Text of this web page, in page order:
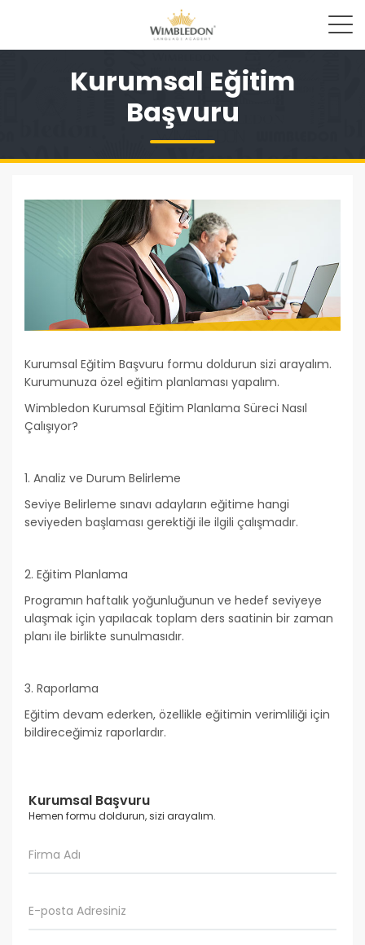
Kurumsal Eğitim
Başvuru
Kurumsal Başvuru
Hemen formu doldurun, sizi arayalım.
Kurumsal Eğitim Başvuru formu doldurun sizi arayalım.
Kurumunuza özel eğitim planlaması yapalım.
Wimbledon Kurumsal Eğitim Planlama Süreci Nasıl
Çalışıyor?
1. Analiz ve Durum Belirleme
Seviye Belirleme sınavı adayların eğitime hangi
seviyeden başlaması gerektiği ile ilgili çalışmadır.
2. Eğitim Planlama
Programın haftalık yoğunluğunun ve hedef seviyeye
ulaşmak için yapılacak toplam ders saatinin bir zaman
planı ile birlikte sunulmasıdır.
3. Raporlama
Eğitim devam ederken, özellikle eğitimin verimliliği için
bildireceğimiz raporlardır.